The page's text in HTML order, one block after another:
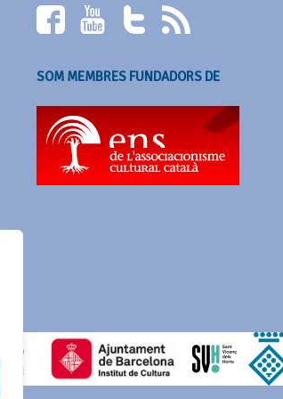
SOM MEMBRES FUNDADORS DE